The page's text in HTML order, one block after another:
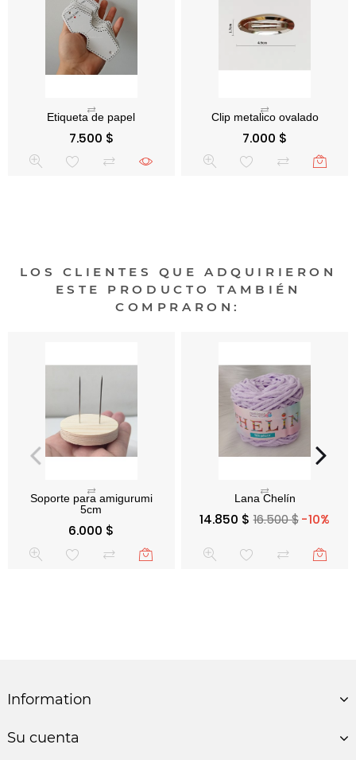
Precio
7.500 $ Precio
7.000 $
LOS CLIENTES QUE ADQUIRIERON
ESTE PRODUCTO TAMBIÉN
COMPRARON:
Precio
6.000 $
Precio base16.500 $ -10%
Precio
14.850 $
Information
Su cuenta